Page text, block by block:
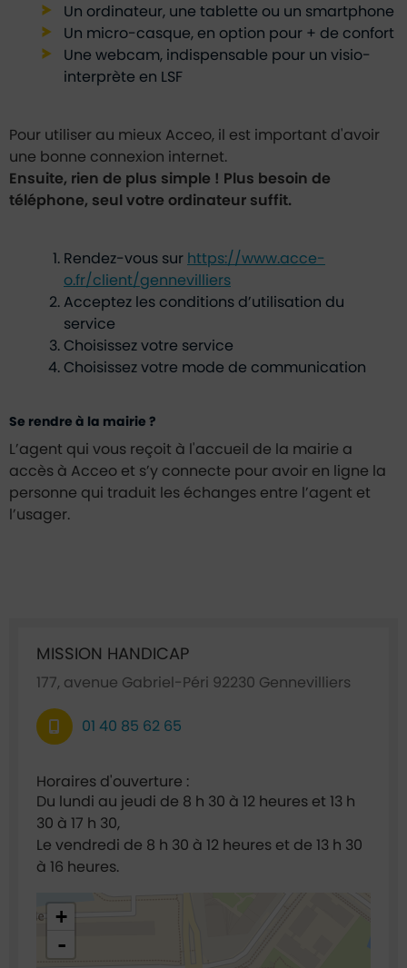
Un ordinateur, une tablette ou un smartphone
Un micro-casque, en option pour + de confort
Une webcam, indispensable pour un visio-
interprète en LSF
Pour utiliser au mieux Acceo, il est important d'avoir
une bonne connexion internet.
Ensuite, rien de plus simple ! Plus besoin de
téléphone, seul votre ordinateur suffit.
Rendez-vous sur https://www.acce-
o.fr/client/gennevilliers
Acceptez les conditions d’utilisation du
service
Choisissez votre service
Choisissez votre mode de communication
Se rendre à la mairie ?
L’agent qui vous reçoit à l'accueil de la mairie a
accès à Acceo et s’y connecte pour avoir en ligne la
personne qui traduit les échanges entre l’agent et
l’usager.
MISSION HANDICAP
177, avenue Gabriel-Péri 92230 Gennevilliers
01 40 85 62 65
Horaires d'ouverture :
Du lundi au jeudi de 8 h 30 à 12 heures et 13 h
30 à 17 h 30,
Le vendredi de 8 h 30 à 12 heures et de 13 h 30
à 16 heures.
48.921635,2.295022
+
-